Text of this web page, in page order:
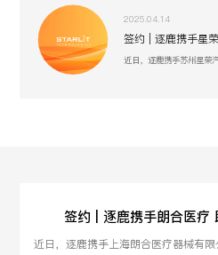
2025.04.14
签约 | 逐鹿携手星
签约 | 逐鹿携手朗合医疗
近日，逐鹿携手上海朗合医疗器械有